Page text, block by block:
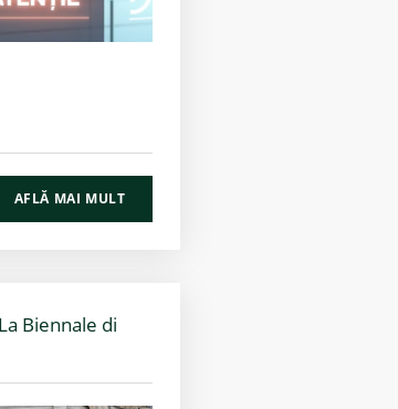
AFLĂ MAI MULT
Biennale di